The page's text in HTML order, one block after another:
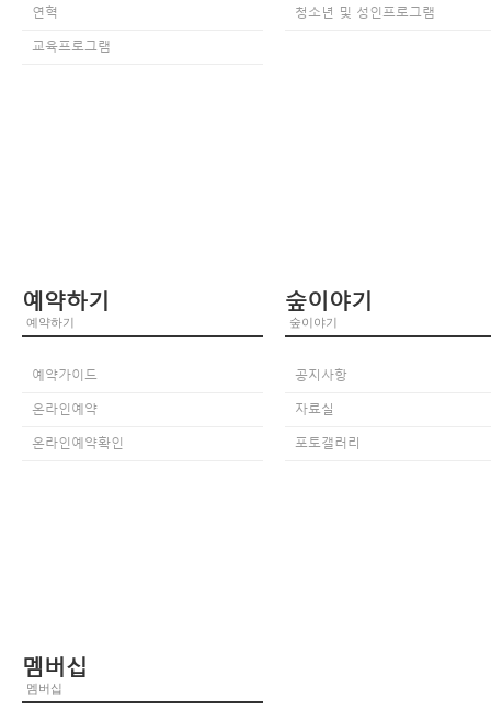
연혁
교육프로그램
청소년 및 성인프로그램
예약하기
예약하기
예약가이드
온라인예약
온라인예약확인
숲이야기
숲이야기
공지사항
자료실
포토갤러리
멤버십
멤버십